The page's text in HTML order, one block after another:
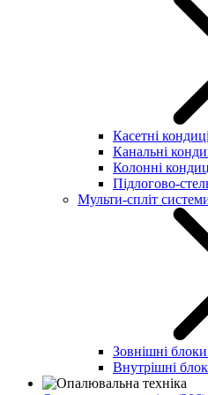
Касетні
Канальні
Колонні
Підлогово-
Мульти-спліт
Зовнішні блоки
Внутрішні